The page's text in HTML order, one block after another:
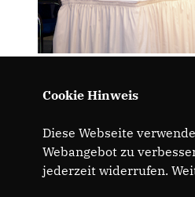
Cookie Hinweis
Diese Webseite
Webangebot zu
jederzeit widerrufen.